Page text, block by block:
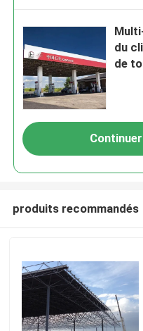
du
de
Continuer
produits recommandés